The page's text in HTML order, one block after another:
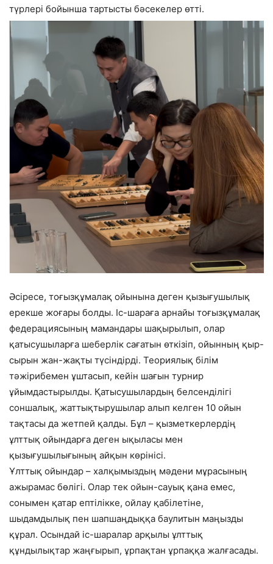
түрлері бойынша тартысты бәсекелер өтті.
Әсіресе, тоғызқұмалақ ойынына деген қызығушылық
ерекше жоғары болды. Іс-шараға арнайы тоғызқұмалақ
федерациясының мамандары шақырылып, олар
қатысушыларға шеберлік сағатын өткізіп, ойынның қыр-
сырын жан-жақты түсіндірді. Теориялық білім
тәжірибемен ұштасып, кейін шағын турнир
ұйымдастырылды. Қатысушылардың белсенділігі
соншалық, жаттықтырушылар алып келген 10 ойын
тақтасы да жетпей қалды. Бұл – қызметкерлердің
ұлттық ойындарға деген ықыласы мен
қызығушылығының айқын көрінісі.
Ұлттық ойындар – халқымыздың мәдени мұрасының
ажырамас бөлігі. Олар тек ойын-сауық қана емес,
сонымен қатар ептілікке, ойлау қабілетіне,
шыдамдылық пен шапшаңдыққа баулитын маңызды
құрал. Осындай іс-шаралар арқылы ұлттық
құндылықтар жаңғырып, ұрпақтан ұрпаққа жалғасады.